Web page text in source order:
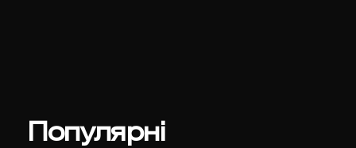
Популярні